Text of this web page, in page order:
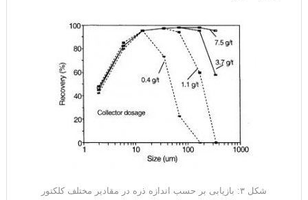
شکل ‏۳: بازیابی بر حسب اندازه ذره در مقادیر مختلف کلکتور